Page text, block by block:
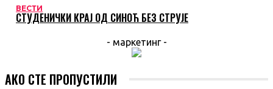
ВЕСТИ
СТУДЕНИЧКИ КРАЈ ОД СИНОЋ БЕЗ СТРУЈЕ
- маркетинг -
АКО СТЕ ПРОПУСТИЛИ